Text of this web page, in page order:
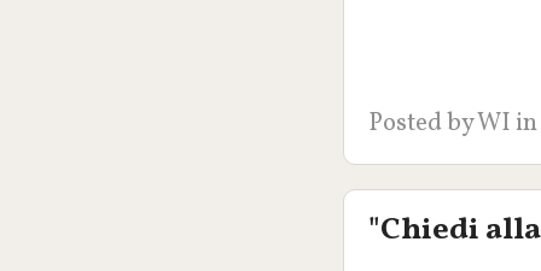
Posted byWI
"Chiedi